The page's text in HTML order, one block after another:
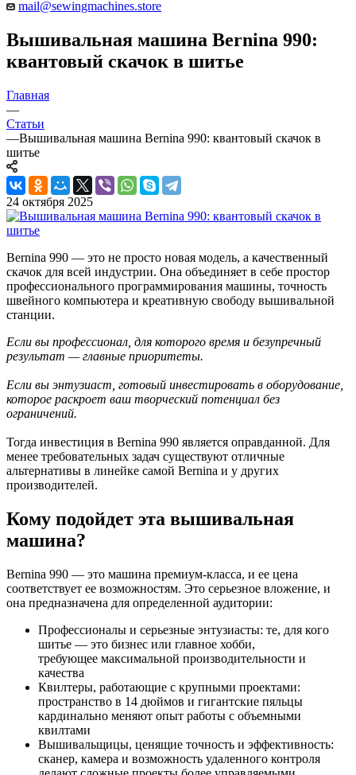
mail@sewingmachines.store
Вышивальная машина Bernina 990:
квантовый скачок в шитье
Главная
—
Статьи
—Вышивальная машина Bernina 990: квантовый скачок в
шитье
24 октября 2025
Bernina 990 — это не просто новая модель, а качественный
скачок для всей индустрии. Она объединяет в себе простор
профессионального программирования машины, точность
швейного компьютера и креативную свободу вышивальной
станции.
Если вы профессионал, для которого время и безупречный
результат — главные приоритеты.
Если вы энтузиаст, готовый инвестировать в оборудование,
которое раскроет ваш творческий потенциал без
ограничений.
Тогда инвестиция в Bernina 990 является оправданной. Для
менее требовательных задач существуют отличные
альтернативы в линейке самой Bernina и у других
производителей.
Кому подойдет эта вышивальная
машина?
Bernina 990 — это машина премиум-класса, и ее цена
соответствует ее возможностям. Это серьезное вложение, и
она предназначена для определенной аудитории:
Профессионалы и серьезные энтузиасты: те, для кого
шитье — это бизнес или главное хобби,
требующее максимальной производительности и
качества
Квилтеры, работающие с крупными проектами:
пространство в 14 дюймов и гигантские пяльцы
кардинально меняют опыт работы с объемными
квилтами
Вышивальщицы, ценящие точность и эффективность:
сканер, камера и возможность удаленного контроля